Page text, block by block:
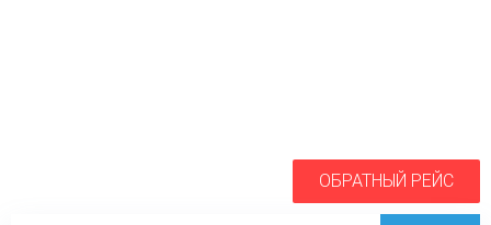
ОБРАТНЫЙ РЕЙС